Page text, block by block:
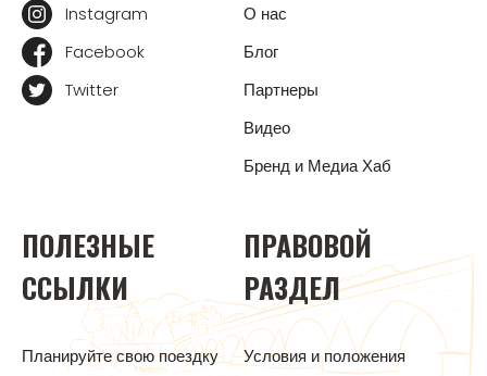
Instagram
Facebook
Twitter
О нас
Блог
Партнеры
Видео
Бренд и Медиа Хаб
ПОЛЕЗНЫЕ
ССЫЛКИ
Планируйте свою поездку
ПРАВОВОЙ
РАЗДЕЛ
Условия и положения